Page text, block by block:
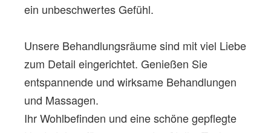
ein unbeschwertes Gefühl.
Unsere Behandlungsräume sind mit viel Liebe
zum Detail eingerichtet. Genießen Sie
entspannende und wirksame Behandlungen
und Massagen.
Ihr Wohlbefinden und eine schöne gepflegte